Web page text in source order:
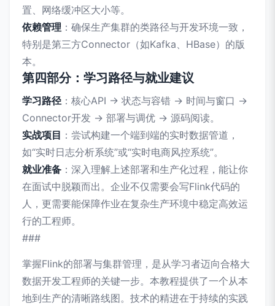
置、网络缓冲区大小等。
依赖管理 ：确保生产集群的类路径与开发环境一致，
特别是第三方Connector（如Kafka、HBase）的版
本。
第四部分：学习路径与就业建议
学习路径：核心API → 状态与容错 → 时间与窗口 →
Connector开发 → 部署与调优 → 源码阅读。
实战项目 ：尝试构建一个端到端的实时数据管道，
如“实时日志分析系统”或“实时电商风控系统”。
就业准备 ：深入理解上述部署和生产化过程，能让你
在面试中脱颖而出。企业不仅需要会写Flink代码的
人，更需要能保障作业在复杂生产环境中稳定高效运
行的工程师。
###
掌握Flink的部署与集群管理，是从学习者迈向合格大
数据开发工程师的关键一步。本教程提供了一个从本
地到生产的清晰路线图。技术的精进在于持续的实践